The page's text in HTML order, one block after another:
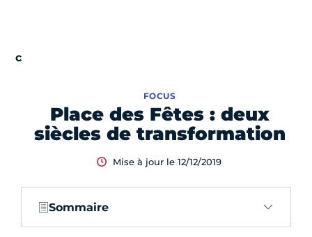
Place des Fêtes : deux
siècles de transformation
FOCUS
Mise à jour le 12/12/2019
Sommaire